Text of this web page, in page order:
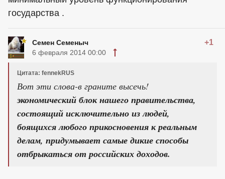
государства .
Семен Семеныч +1
6 февраля 2014 00:00
Цитата: fennekRUS
Вот эти слова-в граните высечь!
экономический блок нашего правительства,
состоящий исключительно из людей,
боящихся любого прикосновения к реальным
делам, придумывает самые дикие способы
отбрыкаться от российских доходов.